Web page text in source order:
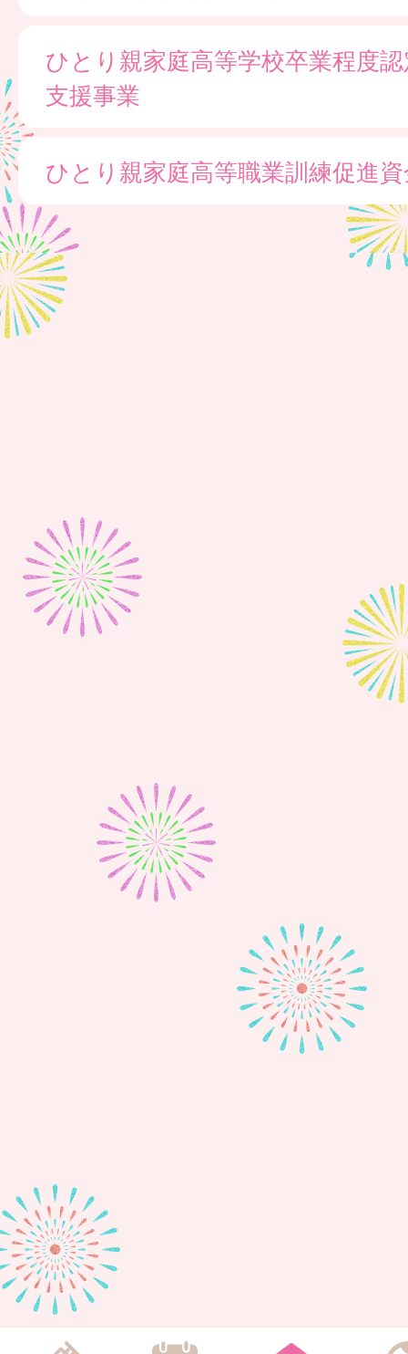
ひとり親家庭高等学校卒業程度
支援事業
ひとり親家庭高等職業訓練促進